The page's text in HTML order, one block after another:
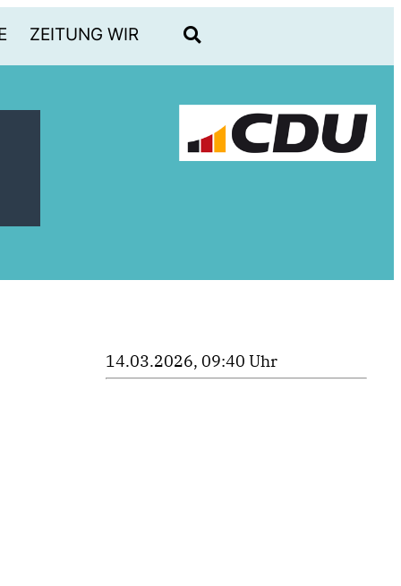
ZEITUNG WIR
14.03.2026, 09:40 Uhr